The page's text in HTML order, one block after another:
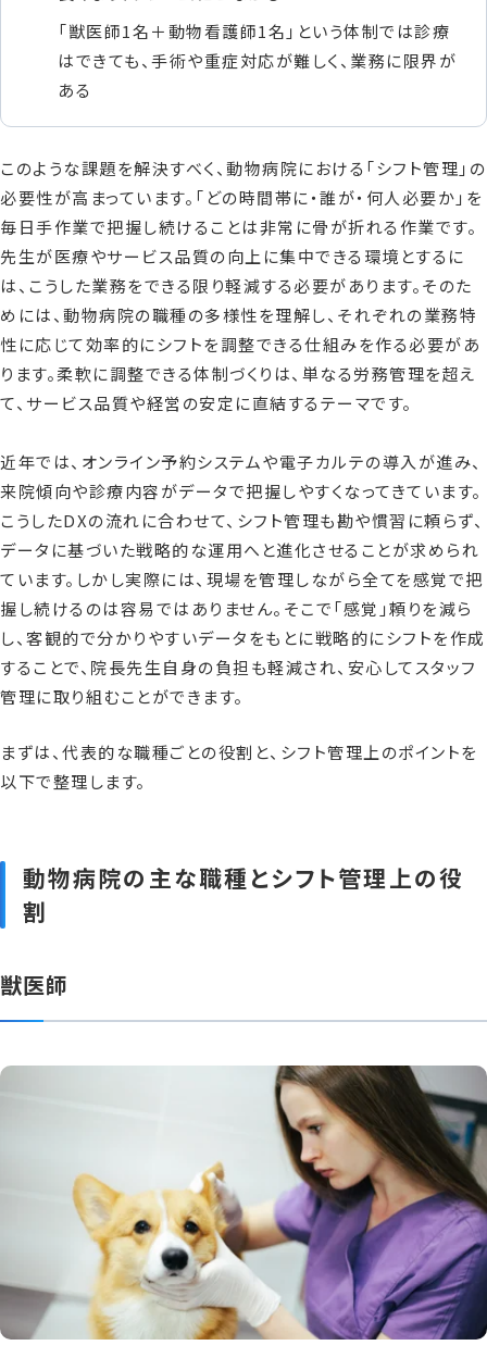
「獣医師1名＋動物看護師1名」という体制では診療
はできても、手術や重症対応が難しく、業務に限界が
ある
このような課題を解決すべく、動物病院における「シフト管理」の
必要性が高まっています。「どの時間帯に・誰が・何人必要か」を
毎日手作業で把握し続けることは非常に骨が折れる作業です。
先生が医療やサービス品質の向上に集中できる環境とするに
は、こうした業務をできる限り軽減する必要があります。そのた
めには、動物病院の職種の多様性を理解し、それぞれの業務特
性に応じて効率的にシフトを調整できる仕組みを作る必要があ
ります。柔軟に調整できる体制づくりは、単なる労務管理を超え
て、サービス品質や経営の安定に直結するテーマです。
近年では、オンライン予約システムや電子カルテの導入が進み、
来院傾向や診療内容がデータで把握しやすくなってきています。
こうしたDXの流れに合わせて、シフト管理も勘や慣習に頼らず、
データに基づいた戦略的な運用へと進化させることが求められ
ています。しかし実際には、現場を管理しながら全てを感覚で把
握し続けるのは容易ではありません。そこで「感覚」頼りを減ら
し、客観的で分かりやすいデータをもとに戦略的にシフトを作成
することで、院長先生自身の負担も軽減され、安心してスタッフ
管理に取り組むことができます。
まずは、代表的な職種ごとの役割と、シフト管理上のポイントを
以下で整理します。
動物病院の主な職種とシフト管理上の役
割
獣医師